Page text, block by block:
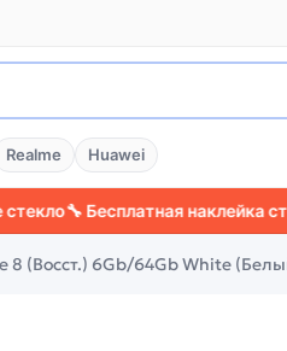
Realme Huawei
Бесплатная наклейка стекла⚡
8 (Восст.) 6Gb/64Gb White